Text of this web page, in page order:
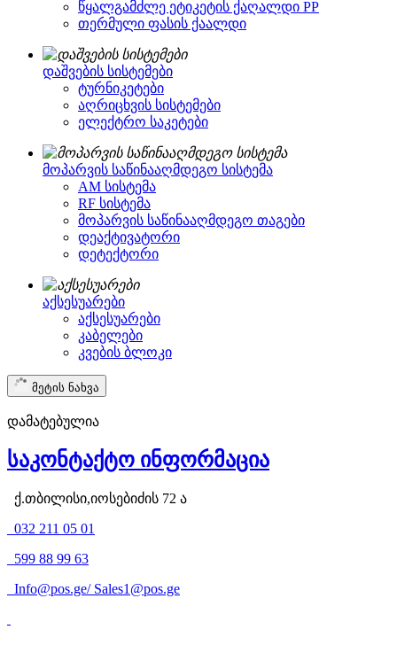
წყალგამძლე ეტიკეტის ქაღალდი PP
თერმული ფასის ქაალდი
დაშვების სისტემები
ტურნიკეტები
აღრიცხვის სისტემები
ელექტრო საკეტები
მოპარვის საწინააღმდეგო სისტემა
AM სისტემა
RF სისტემა
მოპარვის საწინააღმდეგო თაგები
დეაქტივატორი
დეტექტორი
აქსესუარები
აქსესუარები
კაბელები
კვების ბლოკი
მეტის ნახვა
დამატებულია
საკონტაქტო ინფორმაცია
ქ.თბილისი,იოსებიძის 72 ა
032 211 05 01
599 88 99 63
Info@pos.ge/ Sales1@pos.ge